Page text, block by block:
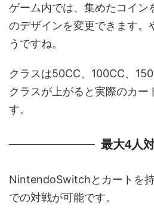
ゲーム内では、集めたコイン
のデザインを変更できます。
うですね。
クラスは50CC、100CC、
クラスが上がると実際のカー
す。
最大4人
NintendoSwitchとカートを
での対戦が可能です。